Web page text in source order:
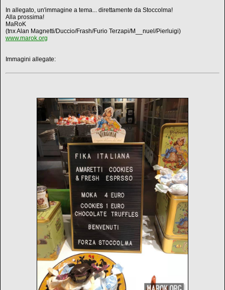
In allegato, un'immagine a tema... direttamente da Stoccolma!
Alla prossima!
MaRoK
(tnx Alan Magnetti/Duccio/Frash/Furio Terzapi/M__nuel/Pierluigi)
www.marok.org
Immagini allegate: